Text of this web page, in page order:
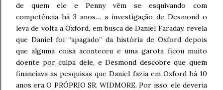
de quem ele e Penny vêm se esquivando com
competência há 3 anos… a investigação de Desmond o
leva de volta a Oxford, em busca de Daniel Faraday, revela
que Daniel foi “apagado” da história de Oxford depois
que alguma coisa aconteceu e uma garota ficou muito
doente por culpa dele, e Desmond descobre que quem
financiava as pesquisas que Daniel fazia em Oxford há 10
anos era O PRÓPRIO SR. WIDMORE. Por isso, ele deveria